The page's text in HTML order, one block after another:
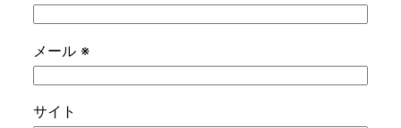
メール ※
サイト